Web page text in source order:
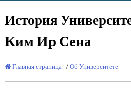
История
Ким Ир Сена
Главная страница / Об Университете